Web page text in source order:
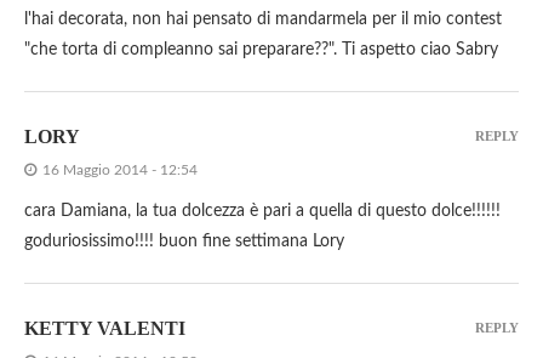
l'hai decorata, non hai pensato di mandarmela per il mio contest
"che torta di compleanno sai preparare??". Ti aspetto ciao Sabry
LORY
16 Maggio 2014 - 12:54
cara Damiana, la tua dolcezza è pari a quella di questo dolce!!!!!!
goduriosissimo!!!! buon fine settimana Lory
REPLY
KETTY VALENTI REPLY